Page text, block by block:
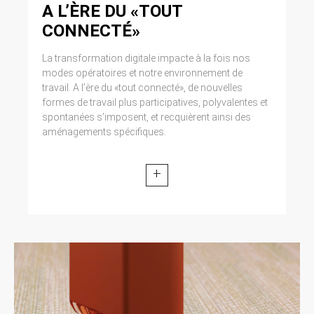
A L’ÈRE DU «TOUT
CONNECTÉ»
La transformation digitale impacte à la fois nos
modes opératoires et notre environnement de
travail. A l’ère du «tout connecté», de nouvelles
formes de travail plus participatives, polyvalentes et
spontanées s’imposent, et recquièrent ainsi des
aménagements spécifiques.
+